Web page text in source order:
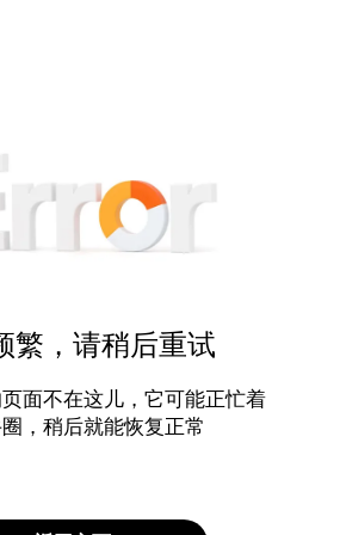
繁，请稍后重试
面不在这儿，它可能正忙着
，稍后就能恢复正常